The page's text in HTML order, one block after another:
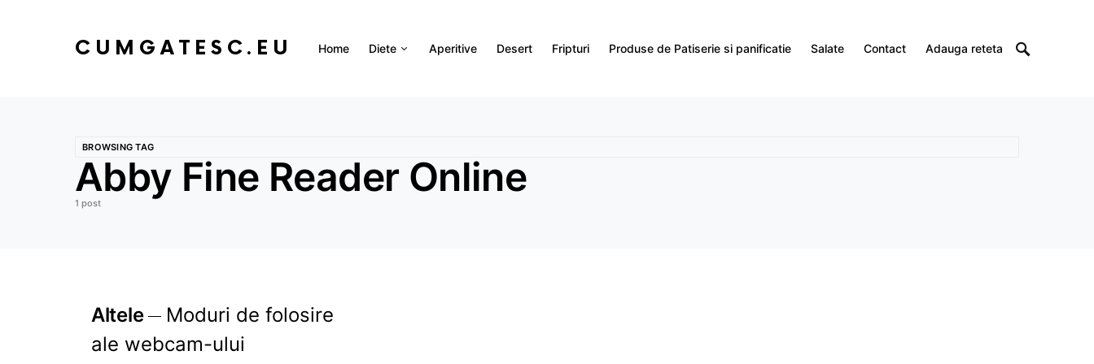
CUMGATESC.EU Home Diete Aperitive Desert Fripturi Produse de Patiserie si panificatie Salate Contact Adauga reteta
BROWSING TAG
Abby Fine Reader Online
1 post
Altele
Moduri de folosire
ale webcam-ului